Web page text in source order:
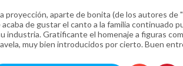
proyección, aparte de bonita (de los autores de
de gustar el canto a la familia continuado
industria. Gratificante el homenaje a figuras
muy bien introducidos por cierto. Buen